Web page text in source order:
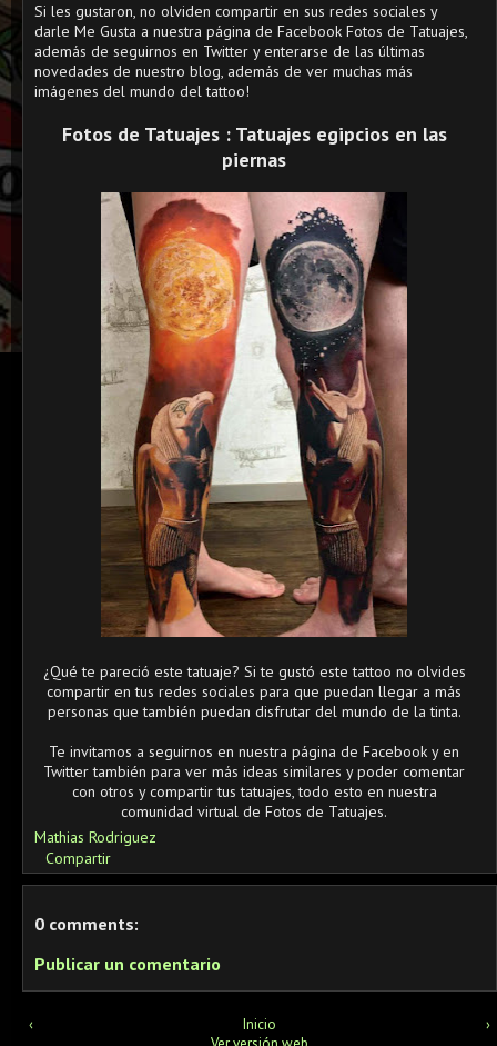
Si les gustaron, no olviden compartir en sus redes sociales y
darle Me Gusta a nuestra página de Facebook Fotos de Tatuajes,
además de seguirnos en Twitter y enterarse de las últimas
novedades de nuestro blog, además de ver muchas más
imágenes del mundo del tattoo!
Fotos de Tatuajes : Tatuajes egipcios en las
piernas
¿Qué te pareció este tatuaje? Si te gustó este tattoo no olvides
compartir en tus redes sociales para que puedan llegar a más
personas que también puedan disfrutar del mundo de la tinta.
Te invitamos a seguirnos en nuestra página de Facebook y en
Twitter también para ver más ideas similares y poder comentar
con otros y compartir tus tatuajes, todo esto en nuestra
comunidad virtual de Fotos de Tatuajes.
Mathias Rodriguez
Compartir
0 comments:
Publicar un comentario
‹ ›
Inicio